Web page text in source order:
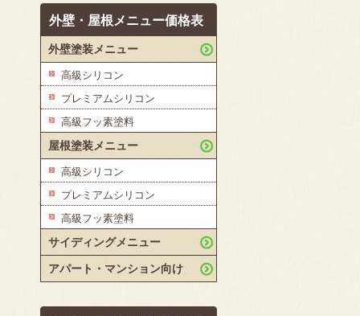
外壁・屋根メニュー価格表
外壁塗装メニュー
高級シリコン
プレミアムシリコン
高級フッ素塗料
屋根塗装メニュー
高級シリコン
プレミアムシリコン
高級フッ素塗料
サイディングメニュー
アパート・マンション向け